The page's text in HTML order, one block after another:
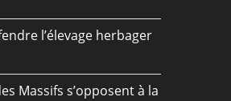
l’élevage herbager
Massifs s’opposent à la